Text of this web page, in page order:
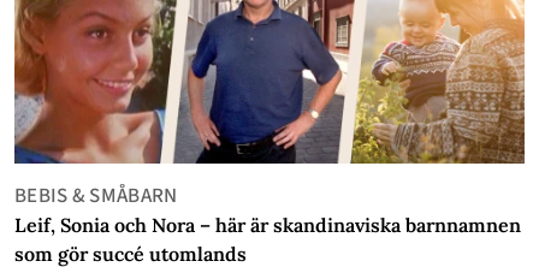
BEBIS & SMÅBARN
Leif, Sonia och Nora – här är skandinaviska barnnamnen
som gör succé utomlands